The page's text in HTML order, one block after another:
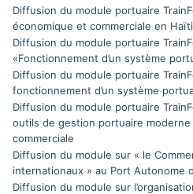
Diffusion du module portuaire
économique et commerciale en Haïti
Diffusion du module portuaire
«Fonctionnement d’un système
Diffusion du module portuaire
fonctionnement d’un système
Diffusion du module portuaire
outils de gestion portuaire
commerciale
Diffusion du module sur « le
internationaux » au Port Autonome
Diffusion du module sur